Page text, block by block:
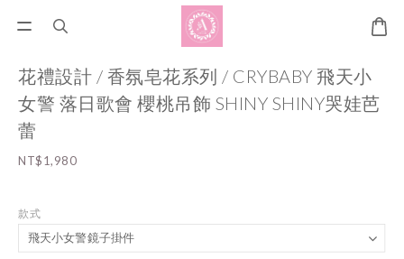
花禮設計 / 香氛皂花系列 / CRYBABY 飛天小
女警 落日歌會 櫻桃吊飾 SHINY SHINY哭娃芭
蕾
NT$1,980
款式